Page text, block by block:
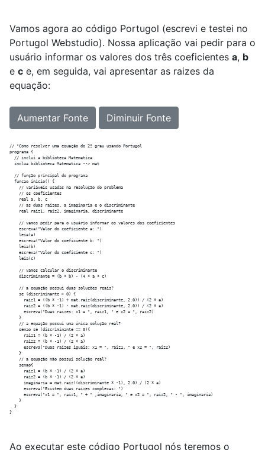
Vamos agora ao código Portugol (escrevi e testei no
Portugol Webstudio). Nossa aplicação vai pedir para o
usuário informar os valores dos três coeficientes a, b
e c e, em seguida, vai apresentar as raizes da
equação:
Aumentar Fonte Diminuir Fonte
// "Como resolver uma equação do 2º grau usando Portugol
programa {
  // inclui a biblioteca Matematica
  inclua biblioteca Matematica --> mat
  // função principal do programa
  funcao inicio() {
    // variáveis usadas na resolução do problema
    // os coeficientes
    real a, b, c
    // as duas raizes, a imaginaria e o discriminante
    real raiz1, raiz2, imaginaria, discriminante
    // vamos pedir para o usuário informar os valores dos coeficientes
    escreva("Valor do coeficiente a: ")
    leia(a)
    escreva("Valor do coeficiente b: ")
    leia(b)
    escreva("Valor do coeficiente c: ")
    leia(c)
    // vamos calcular o discriminante
    discriminante = (b * b) - (4 * a * c)
    // a equação possui duas soluções reais?
    se (discriminante > 0) {
      raiz1 = ((b * -1) + mat.raiz(discriminante, 2.0)) / (2 * a)
      raiz2 = ((b * -1) - mat.raiz(discriminante, 2.0)) / (2 * a)
      escreva("Duas raizes: x1 = ", raiz1, " e x2 = ", raiz2)
    }
    // a equação possui uma única solução real?
    senao se (discriminante == 0){
      raiz1 = (b * -1) / (2 * a)
      raiz2 = (b * -1) / (2 * a)
      escreva("Duas raizes iguais: x1 = ", raiz1, " e x2 = ", raiz2)
    }
    // a equação não possui solução real?
    senao{
      raiz1 = (b * -1) / (2 * a)
      raiz2 = (b * -1) / (2 * a)
      imaginaria = mat.raiz((discriminante * -1), 2.0) / (2 * a)
      escreva("Existem duas raízes complexas: ")
      escreva("x1 = ", raiz1, " + " ,imaginaria, " e x2 = ", raiz2, " - ", imaginaria)
    }
  }
Ao executar este código Portugol nós teremos o